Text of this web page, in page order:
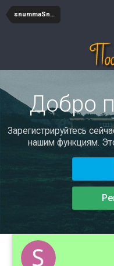
snummaSnuro
Добро
Зарегистрируйтесь
нашим функциям.